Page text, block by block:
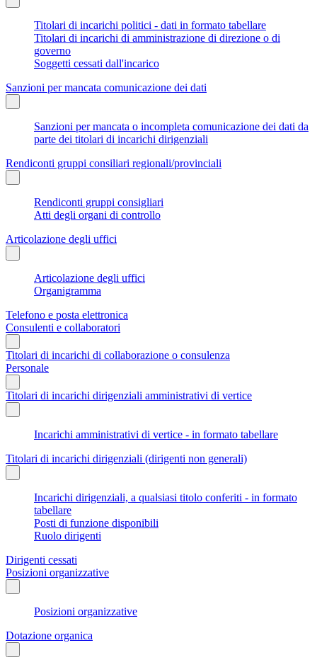
Titolari di incarichi politici - dati in formato tabellare
Titolari di incarichi di amministrazione di direzione o di
governo
Soggetti cessati dall'incarico
Sanzioni per mancata comunicazione dei dati
Sanzioni per mancata o incompleta comunicazione dei dati da
parte dei titolari di incarichi dirigenziali
Rendiconti gruppi consiliari regionali/provinciali
Rendiconti gruppi consigliari
Atti degli organi di controllo
Articolazione degli uffici
Articolazione degli uffici
Organigramma
Telefono e posta elettronica
Consulenti e collaboratori
Titolari di incarichi di collaborazione o consulenza
Personale
Titolari di incarichi dirigenziali amministrativi di vertice
Incarichi amministrativi di vertice - in formato tabellare
Titolari di incarichi dirigenziali (dirigenti non generali)
Incarichi dirigenziali, a qualsiasi titolo conferiti - in formato
tabellare
Posti di funzione disponibili
Ruolo dirigenti
Dirigenti cessati
Posizioni organizzative
Posizioni organizzative
Dotazione organica